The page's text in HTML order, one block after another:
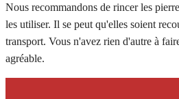
Nous recommandons de rincer les
les utiliser. Il se peut qu'elles soient
transport. Vous n'avez rien d'autre à
agréable.